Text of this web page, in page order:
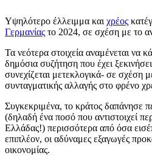
Υψηλότερο έλλειμμα και χρέος
Γερμανίας το 2024, σε σχέση με το
Τα νεότερα στοιχεία αναμένεται να
δημόσια συζήτηση που έχει
συνεχίζεται μετεκλογικά- σε σχέση
συνταγματικής αλλαγής στο φρένο
Συγκεκριμένα, το κράτος δαπάνησε
(δηλαδή ένα ποσό που αντιστοιχεί
Ελλάδας!) περισσότερα από όσα
επιπλέον, οι αδύναμες εξαγωγές
οικονομίας.